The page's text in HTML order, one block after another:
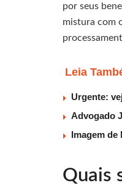
por seus
mistura com
Leia
Urgente:
Advogado
Imagem
Quais